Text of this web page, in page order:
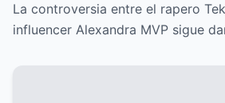
La controversia entre el rapero
influencer Alexandra MVP sigue